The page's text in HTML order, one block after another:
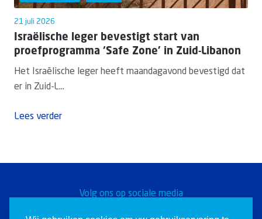
21 juli 2026
Israëlische leger bevestigt start van
proefprogramma ‘Safe Zone’ in Zuid-Libanon
Het Israëlische leger heeft maandagavond bevestigd dat
er in Zuid-L...
Lees verder
Volg ons op sociale media